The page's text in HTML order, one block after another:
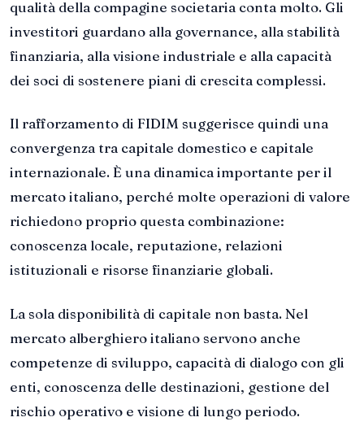
qualità della compagine societaria conta molto. Gli
investitori guardano alla governance, alla stabilità
finanziaria, alla visione industriale e alla capacità
dei soci di sostenere piani di crescita complessi.
Il rafforzamento di FIDIM suggerisce quindi una
convergenza tra capitale domestico e capitale
internazionale. È una dinamica importante per il
mercato italiano, perché molte operazioni di valore
richiedono proprio questa combinazione:
conoscenza locale, reputazione, relazioni
istituzionali e risorse finanziarie globali.
La sola disponibilità di capitale non basta. Nel
mercato alberghiero italiano servono anche
competenze di sviluppo, capacità di dialogo con gli
enti, conoscenza delle destinazioni, gestione del
rischio operativo e visione di lungo periodo.